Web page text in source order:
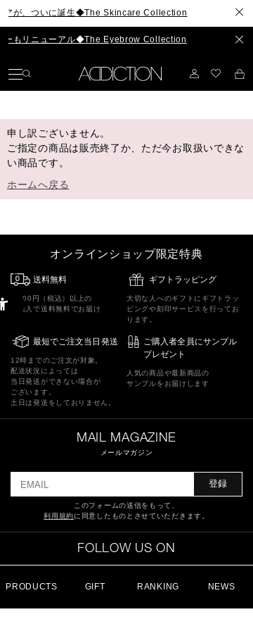
アが、ついに誕生◆The Skincare Collection
ーもリニューアル◆The Eyebrow Collection
申し訳ございません。
ご指定の商品は販売終了か、ただ今お取扱いできな
い商品です。
ホームへ戻る
PRODUCTS GIFT RANKING NEWS
オンラインショップ限定特典
送料無料
5,500円（税込）以上の
ご購入で送料無料でお届け
ギフトラッピング
大切な人へのギフトにギフトラッ
ピングや刻印サービスを行ってお
ります。
最短でご注文当日発送
12時までのご注文が対象。
配送状況によっては
当日発送ができない場合が
ございます。
土日は発送をしておりません。
ご購入者全員にサンプル
プレゼント
人気の商品や最新商品の
サンプルをお届けします
MAIL MAGAZINE
メールマガジン
登録
このフォームの送信をもって、
利用規約に同意したものとさせていただきます。
FOLLOW US ON
特定商取引法に基づく表記 ショッピングガイド